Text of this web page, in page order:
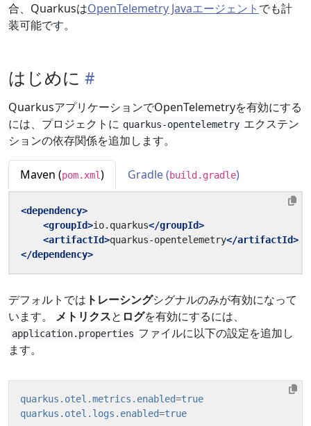
合、QuarkusはOpenTelemetry Javaエージェント でも計
装可能です。
はじめに
QuarkusアプリケーションでOpenTelemetryを有効にする
には、プロジェクトに quarkus-opentelemetry エクステン
ションの依存関係を追加します。
Maven (pom.xml) Gradle (build.gradle)
<dependency>
<groupId>io.quarkus</groupId>
<artifactId>quarkus-opentelemetry</artifactId>
</dependency>
デフォルトでは トレーシングシグナルのみが有効になって
います。 メトリクスと ログを有効にするには、
application.properties ファイルに以下の設定を追加し
ます。
quarkus.otel.metrics.enabled=true
quarkus.otel.logs.enabled=true